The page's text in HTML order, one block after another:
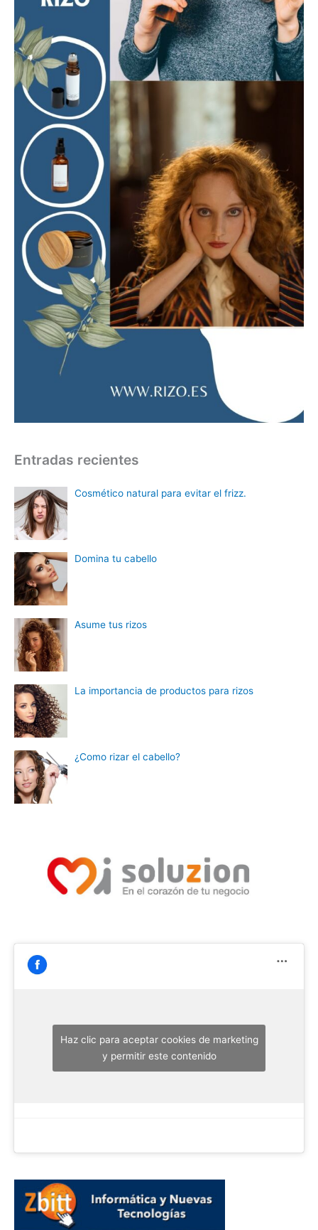
Entradas recientes
Cosmético natural para evitar el frizz.
Domina tu cabello
Asume tus rizos
La importancia de productos para rizos
¿Como rizar el cabello?
Haz clic para aceptar cookies de marketing
y permitir este contenido